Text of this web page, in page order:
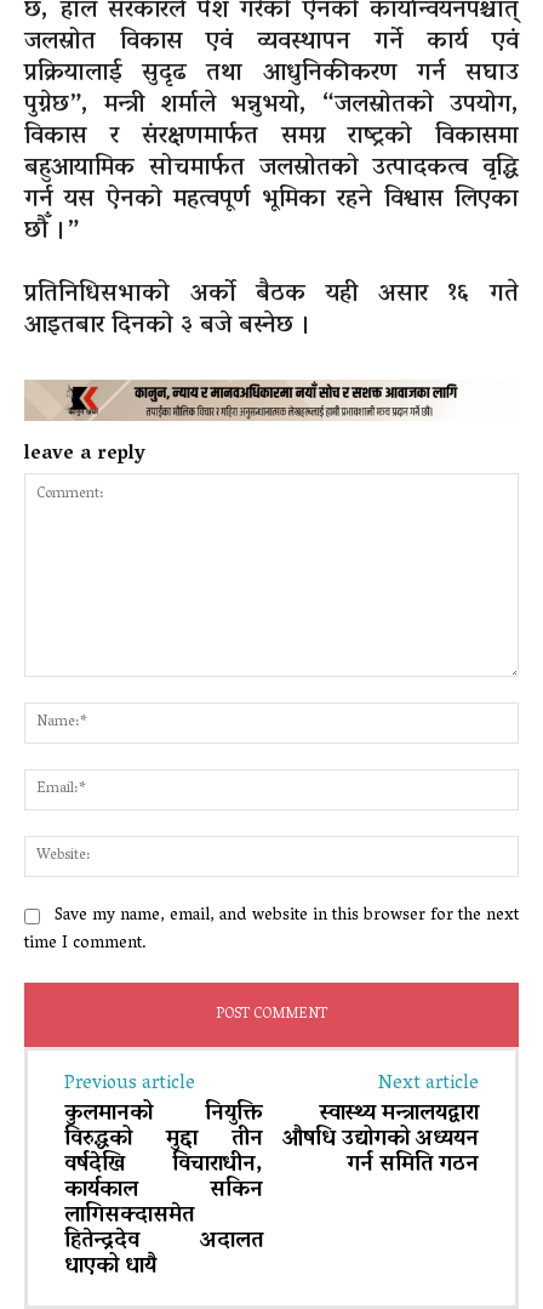
छ, हाल सरकारले पेश गरेको ऐनको कार्यान्वयनपश्चात्
जलस्रोत विकास एवं व्यवस्थापन गर्ने कार्य एवं
प्रक्रियालाई सुदृढ तथा आधुनिकीकरण गर्न सघाउ
पुग्नेछ”, मन्त्री शर्माले भन्नुभयो, “जलस्रोतको उपयोग,
विकास र संरक्षणमार्फत समग्र राष्ट्रको विकासमा
बहुआयामिक सोचमार्फत जलस्रोतको उत्पादकत्व वृद्धि
गर्न यस ऐनको महत्वपूर्ण भूमिका रहने विश्वास लिएका
छौँ ।”
प्रतिनिधिसभाको अर्को बैठक यही असार १६ गते
आइतबार दिनको ३ बजे बस्नेछ ।
leave a reply
Save my name, email, and website in this browser for the next
time I comment.
Previous article
कुलमानको नियुक्ति
विरुद्धको मुद्दा तीन
वर्षदेखि विचाराधीन,
कार्यकाल सकिन
लागिसक्दासमेत
हितेन्द्रदेव अदालत
धाएको धायै
Next article
स्वास्थ्य मन्त्रालयद्वारा
औषधि उद्योगको अध्ययन
गर्न समिति गठन